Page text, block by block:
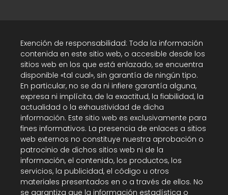
Exención de responsabilidad: Toda la información
contenida en este sitio web, o accesible desde los
sitios web en los que está enlazado, se encuentra
disponible «tal cual», sin garantía de ningún tipo.
En particular, no se da ni infiere garantía alguna,
expresa ni implícita, de la exactitud, la fiabilidad, la
actualidad o la exhaustividad de dicha
información. Este sitio web es exclusivamente para
fines informativos. La presencia de enlaces a sitios
web externos no constituye nuestra aprobación o
patrocinio de dichos sitios web ni de la
información, el contenido, los productos, los
servicios, la publicidad, el código u otros
materiales presentados en o a través de ellos. No
se garantiza que la información estadística o